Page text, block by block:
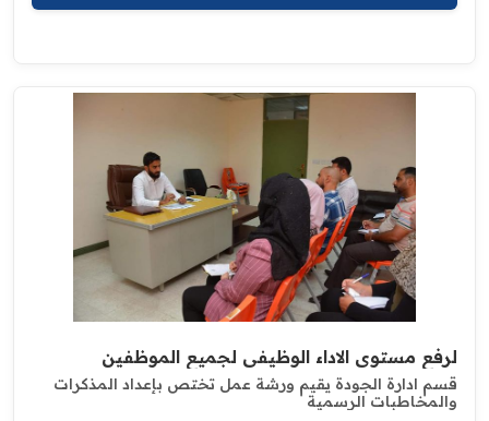
لرفع مستوى الاداء الوظيفي لجميع الموظفين
قسم ادارة الجودة يقيم ورشة عمل تختص بإعداد المذكرات
والمخاطبات الرسمية